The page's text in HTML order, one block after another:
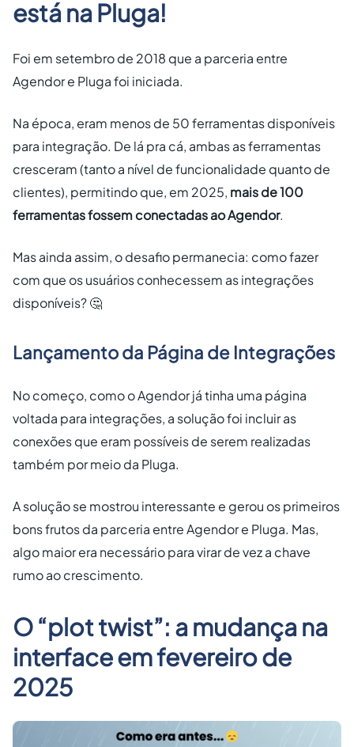
está na Pluga!
Foi em setembro de 2018 que a parceria entre
Agendor e Pluga foi iniciada.
Na época, eram menos de 50 ferramentas disponíveis
para integração. De lá pra cá, ambas as ferramentas
cresceram (tanto a nível de funcionalidade quanto de
clientes), permitindo que, em 2025, mais de 100
ferramentas fossem conectadas ao Agendor.
Mas ainda assim, o desafio permanecia: como fazer
com que os usuários conhecessem as integrações
disponíveis? 🤔
Lançamento da Página de Integrações
No começo, como o Agendor já tinha uma página
voltada para integrações, a solução foi incluir as
conexões que eram possíveis de serem realizadas
também por meio da Pluga.
A solução se mostrou interessante e gerou os primeiros
bons frutos da parceria entre Agendor e Pluga. Mas,
algo maior era necessário para virar de vez a chave
rumo ao crescimento.
O “plot twist”: a mudança na
interface em fevereiro de
2025